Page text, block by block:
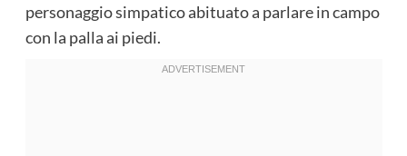
personaggio simpatico abituato a parlare in campo
con la palla ai piedi.